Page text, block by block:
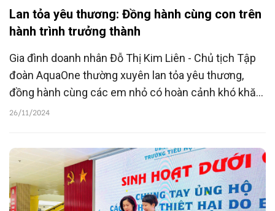
Lan tỏa yêu thương: Đồng hành cùng con trên
hành trình trưởng thành
Gia đình doanh nhân Đỗ Thị Kim Liên - Chủ tịch Tập
đoàn AquaOne thường xuyên lan tỏa yêu thương,
đồng hành cùng các em nhỏ có hoàn cảnh khó khăn,
giúp các em vươn lên trong học tập để tạo lập cuộc
26/11/2024